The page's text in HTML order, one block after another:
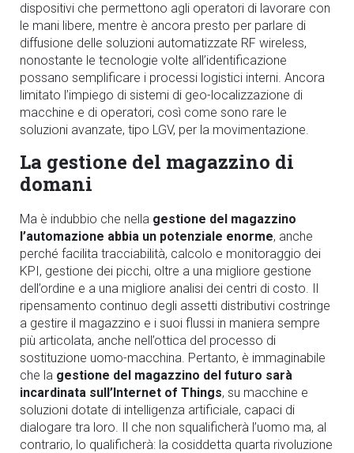
dispositivi che permettono agli operatori di lavorare con
le mani libere, mentre è ancora presto per parlare di
diffusione delle soluzioni automatizzate RF wireless,
nonostante le tecnologie volte all’identificazione
possano semplificare i processi logistici interni. Ancora
limitato l’impiego di sistemi di geo-localizzazione di
macchine e di operatori, così come sono rare le
soluzioni avanzate, tipo LGV, per la movimentazione.
La gestione del magazzino di
domani
Ma è indubbio che nella gestione del magazzino
l’automazione abbia un potenziale enorme, anche
perché facilita tracciabilità, calcolo e monitoraggio dei
KPI, gestione dei picchi, oltre a una migliore gestione
dell’ordine e a una migliore analisi dei centri di costo. Il
ripensamento continuo degli assetti distributivi costringe
a gestire il magazzino e i suoi flussi in maniera sempre
più articolata, anche nell’ottica del processo di
sostituzione uomo-macchina. Pertanto, è immaginabile
che la gestione del magazzino del futuro sarà
incardinata sull’Internet of Things, su macchine e
soluzioni dotate di intelligenza artificiale, capaci di
dialogare tra loro. Il che non squalificherà l’uomo ma, al
contrario, lo qualificherà: la cosiddetta quarta rivoluzione